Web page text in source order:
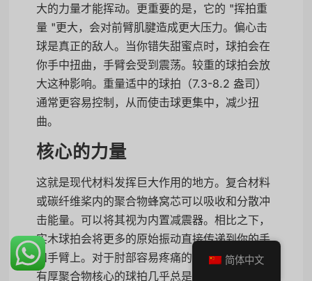
大的力量才能挥动。更重要的是，它的 "挥拍重
量 "更大，会对前臂肌腱造成更大压力。偏心击
球是真正的敌人。当你错失甜蜜点时，球拍会在
你手中扭曲，手臂会受到震荡。较重的球拍会放
大这种影响。重量适中的球拍（7.3-8.2 盎司）
通常更容易控制，从而使击球更集中，减少扭
曲。
核心的力量
这就是现代材料发挥巨大作用的地方。复合材料
或碳纤维桨内的聚合物蜂窝芯可以吸收和分散冲
击能量。可以将其视为内置减震器。相比之下，
实木球拍会将更多的原始振动直接传递到你的手
和手臂上。对于肘部容易疼痛的运动员来说，带
有厚聚合物核心的球拍几乎总是更好的选择。
简体中文